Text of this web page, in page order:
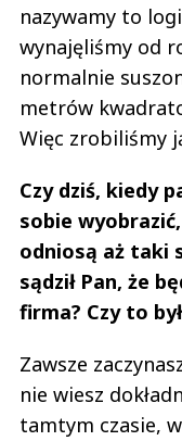
nazywamy to
wynajęliśmy od
normalnie
metrów
Więc zrobiliśmy
Czy dziś, kiedy
sobie wyobrazić,
odniosą aż taki
sądził Pan, że
firma? Czy to
Zawsze
nie wiesz
tamtym czasie,